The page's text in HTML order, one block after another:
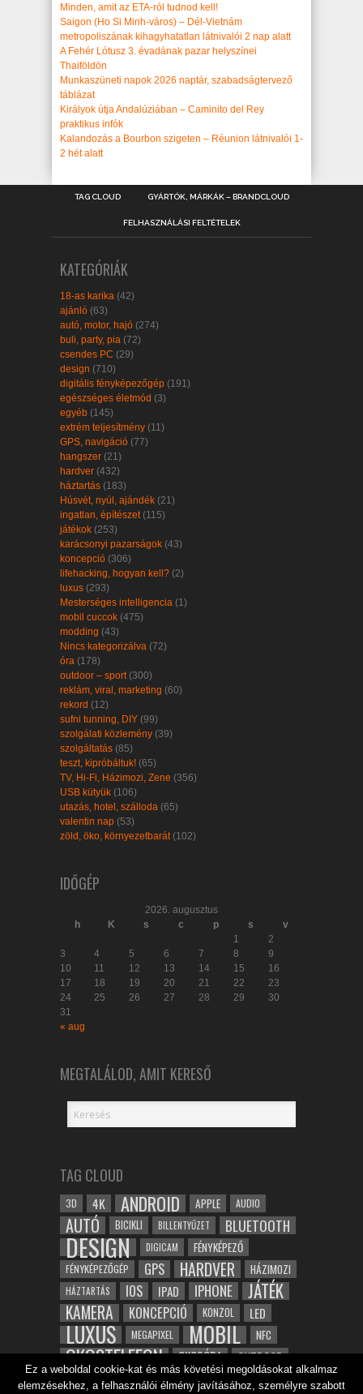
Minden, amit az ETA-ról tudnod kell!
Saigon (Ho Si Minh-város) – Dél-Vietnám
metropoliszának kihagyhatatlan látnivalói 2 nap alatt
A Fehér Lótusz 3. évadának pazar helyszínei
Thaiföldön
Munkaszüneti napok 2026 naptár, szabadságtervező
táblázat
Királyok útja Andalúziában – Caminito del Rey
praktikus infók
Kalandozás a Bourbon szigeten – Réunion látnivalói 1-
2 hét alatt
TAG CLOUD GYÁRTÓK, MÁRKÁK – BRANDCLOUD
FELHASZNÁLÁSI FELTÉTELEK
KATEGÓRIÁK
18-as karika (42)
ajánló (63)
autó, motor, hajó (274)
buli, party, pia (72)
csendes PC (29)
design (710)
digitális fényképezőgép (191)
egészséges életmód (3)
egyéb (145)
extrém teljesítmény (11)
GPS, navigáció (77)
hangszer (21)
hardver (432)
háztartás (183)
Húsvét, nyúl, ajándék (21)
ingatlan, építészet(115)
játékok (253)
karácsonyi pazarságok (43)
koncepció (306)
lifehacking, hogyan kell? (2)
luxus (293)
Mesterséges intelligencia (1)
mobil cuccok (475)
modding (43)
Nincs kategorizálva (72)
óra (178)
outdoor – sport(300)
reklám, viral, marketing (60)
rekord (12)
sufni tunning, DIY (99)
szolgálati közlemény (39)
szolgáltatás (85)
teszt, kipróbáltuk! (65)
TV, Hi-Fi, Házimozi, Zene (356)
USB kütyük (106)
utazás, hotel, szálloda (65)
valentin nap (53)
zöld, öko, környezetbarát(102)
IDŐGÉP
2026. augusztus
h
K s c p s
v
1
2
3
4 5 6 7 8
9
10
11 12 13 14 15
16
17
18 19 20 21 22
23
24
25 26 27 28 29
30
31
« aug
MEGTALÁLOD, AMIT KERESŐ
TAG CLOUD
3D 4K ANDROID APPLE AUDIO
AUTÓ BICIKLI BILLENTYŰZET BLUETOOTH
DESIGN DIGICAM FÉNYKÉPEZŐ
FÉNYKÉPEZŐGÉP GPS HARDVER HÁZIMOZI
HÁZTARTÁS IOS IPAD IPHONE JÁTÉK
KAMERA KONCEPCIÓ KONZOL LED
LUXUS MEGAPIXEL MOBIL NFC
OKOSTELEFON OKOSÓRA OUTDOOR
ROBOT SAMSUNG SPORT TABLET
Ez a weboldal cookie-kat és más követési megoldásokat alkalmaz
elemzésekhez, a felhasználói élmény javításához, személyre szabott